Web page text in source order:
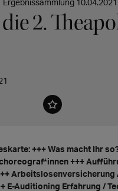
Ergebnissammlung 10.04.2021
2.
+++ Was macht Ihr
+++
Arbeitslosenversicherung
E-Auditioning Erfahrung /